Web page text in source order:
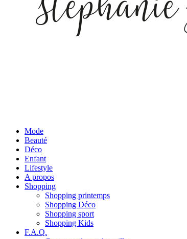
Mode
Beauté
Déco
Enfant
Lifestyle
A propos
Shopping
Shopping printemps
Shopping Déco
Shopping sport
Shopping Kids
F.A.Q.